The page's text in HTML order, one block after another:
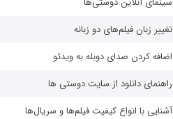
تغییر زبان فیلم‌های دو زبانه
اضافه کردن صدای دوبله به ویدئو
راهنمای دانلود از سایت دوستی ها
آشنایی با انواع کیفیت فیلم‌ها و سریال‌ها